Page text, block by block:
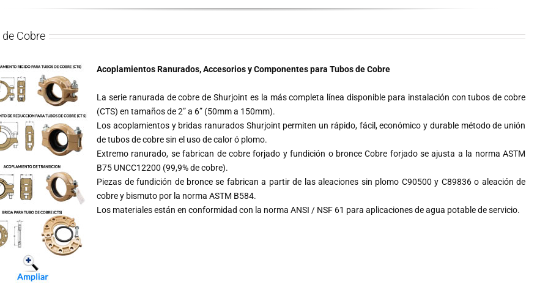
de Cobre
Acoplamientos Ranurados, Accesorios y Componentes para Tubos de Cobre
La serie ranurada de cobre de Shurjoint es la más completa línea disponible para instalación con tubos de cobre
(CTS) en tamaños de 2” a 6” (50mm a 150mm).
Los acoplamientos y bridas ranurados Shurjoint permiten un rápido, fácil, económico y durable método de unión
de tubos de cobre sin el uso de calor ó plomo.
Extremo ranurado, se fabrican de cobre forjado y fundición o bronce Cobre forjado se ajusta a la norma ASTM
B75 UNCC12200 (99,9% de cobre).
Piezas de fundición de bronce se fabrican a partir de las aleaciones sin plomo C90500 y C89836 o aleación de
cobre y bismuto por la norma ASTM B584.
Los materiales están en conformidad con la norma ANSI / NSF 61 para aplicaciones de agua potable de servicio.